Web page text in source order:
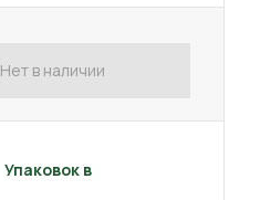
Нет в наличии
Упаковок в